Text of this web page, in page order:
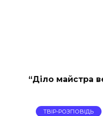
“Діло майстра
ТВІР-РОЗПОВІДЬ